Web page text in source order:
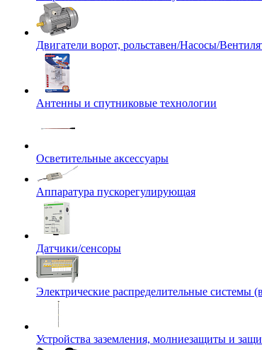
Двигатели ворот, рольставен/Насосы/
Антенны и спутниковые технологии
Осветительные аксессуары
Аппаратура пускорегулирующая
Датчики/сенсоры
Электрические распределительные системы
Устройства заземления, молниезащиты и